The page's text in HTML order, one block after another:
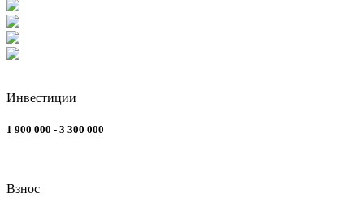
Инвестиции
1 900 000 - 3 300 000
Взнос